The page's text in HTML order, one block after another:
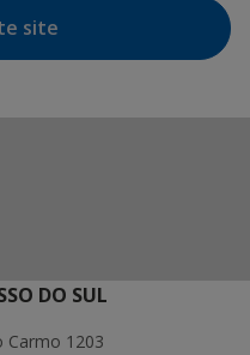
site
DO SUL
Carmo 1203